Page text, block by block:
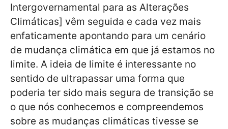
Intergovernamental para as Alterações
Climáticas] vêm seguida e cada vez mais
enfaticamente apontando para um cenário
de mudança climática em que já estamos no
limite. A ideia de limite é interessante no
sentido de ultrapassar uma forma que
poderia ter sido mais segura de transição se
o que nós conhecemos e compreendemos
sobre as mudanças climáticas tivesse se